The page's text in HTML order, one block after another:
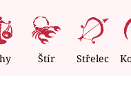
Štír Střelec